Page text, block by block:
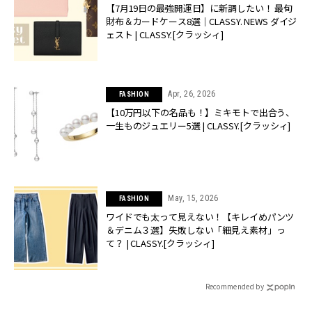
【7月19日の最強開運日】に新調したい！ 最旬
財布＆カードケース8選｜CLASSY. NEWS ダイジ
ェスト | CLASSY.[クラッシィ]
FASHION Apr, 26, 2026
【10万円以下の名品も！】ミキモトで出合う、
一生ものジュエリー5選 | CLASSY.[クラッシィ]
FASHION May, 15, 2026
ワイドでも太って見えない！【キレイめパンツ
＆デニム３選】失敗しない「細見え素材」っ
て？ | CLASSY.[クラッシィ]
Recommended by